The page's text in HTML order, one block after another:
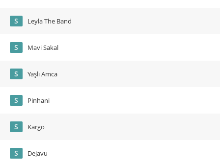
S Leyla The Band
S Mavi Sakal
S Yaşlı Amca
S Pinhani
S Kargo
S Dejavu